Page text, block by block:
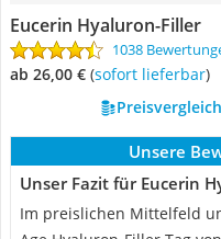
Eucerin Hyaluron-Filler
1038
ab 26,00 € ( Sofort lieferbar)
Unsere
Unser Fazit für Eucerin
Im preislichen Mittelfeld